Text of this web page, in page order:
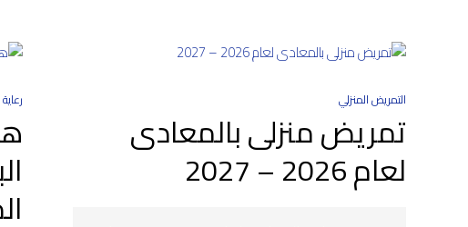
التمريض المنزلي
تمريض منزلى بالمعادى
لعام 2026 – 2027